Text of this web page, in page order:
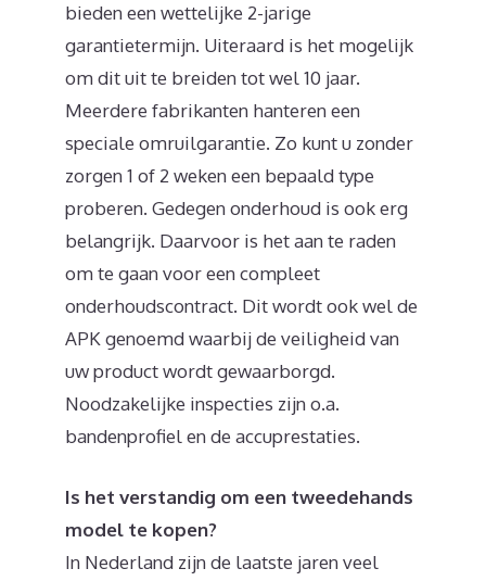
bieden een wettelijke 2-jarige
garantietermijn. Uiteraard is het mogelijk
om dit uit te breiden tot wel 10 jaar.
Meerdere fabrikanten hanteren een
speciale omruilgarantie. Zo kunt u zonder
zorgen 1 of 2 weken een bepaald type
proberen. Gedegen onderhoud is ook erg
belangrijk. Daarvoor is het aan te raden
om te gaan voor een compleet
onderhoudscontract. Dit wordt ook wel de
APK genoemd waarbij de veiligheid van
uw product wordt gewaarborgd.
Noodzakelijke inspecties zijn o.a.
bandenprofiel en de accuprestaties.
Is het verstandig om een tweedehands
model te kopen?
In Nederland zijn de laatste jaren veel